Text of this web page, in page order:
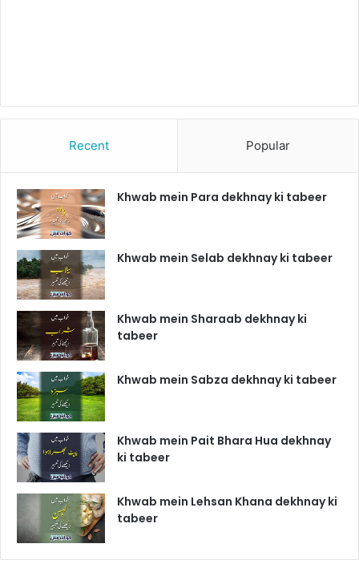
Recent Popular
Khwab mein Para dekhnay ki tabeer
Khwab mein Selab dekhnay ki tabeer
Khwab mein Sharaab dekhnay ki
tabeer
Khwab mein Sabza dekhnay ki tabeer
Khwab mein Pait Bhara Hua dekhnay
ki tabeer
Khwab mein Lehsan Khana dekhnay ki
tabeer